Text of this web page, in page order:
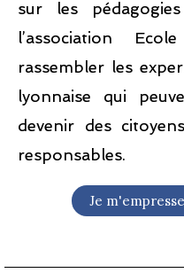
sur les
l’association
rassembler les
lyonnaise qui
devenir des
responsables.
Je